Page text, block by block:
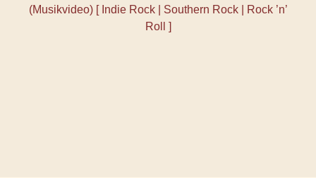
(Musikvideo) [ Indie Rock | Southern Rock | Rock ’n’
Roll ]